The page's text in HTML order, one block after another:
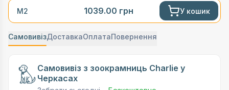
М2 1039.00 грн У кошик
СамовивізДоставкаОплатаПовернення
Самовивіз з зоокрамниць Charlie у
Черкасах